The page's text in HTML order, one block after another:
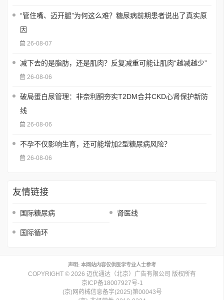
“管住嘴、迈开腿”为何这么难？糖尿病前期患者说出了真实原
因
26-08-07
减下去的是脂肪，还是肌肉？反复减重可能让肌肉“越减越少”
26-08-06
破局蛋白尿管理：非奈利酮夯实T2DM合并CKD心肾保护新防
线
26-08-06
不孕不仅影响生育，还可能增加2型糖尿病风险？
26-08-06
友情链接
国际糖尿病 肾医线
国际循环
声明: 本网站内容仅供医学专业人士参考
COPYRIGHT © 2026 迈优通达（北京）广告有限公司 版权所有
京ICP备18007927号-1
(京)网药械信息备字(2025)第00043号